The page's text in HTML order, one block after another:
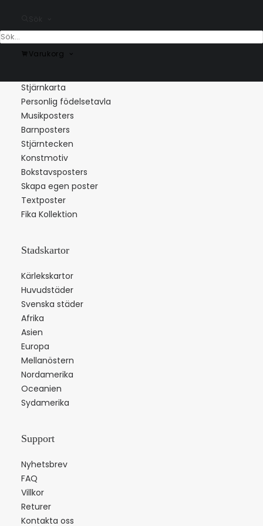
Varukorg
Populära kategorier
Stjärnkarta
Personlig födelsetavla
Musikposters
Barnposters
Stjärntecken
Konstmotiv
Bokstavsposters
Skapa egen poster
Textposter
Fika Kollektion
Stadskartor
Kärlekskartor
Huvudstäder
Svenska städer
Afrika
Asien
Europa
Mellanöstern
Nordamerika
Oceanien
Sydamerika
Support
Nyhetsbrev
FAQ
Villkor
Returer
Kontakta oss